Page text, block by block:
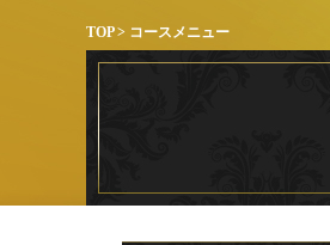
TOP> コースメニュー